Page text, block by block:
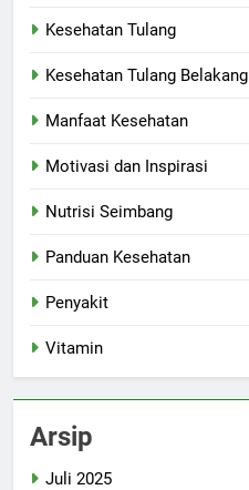
Kesehatan Tulang
Kesehatan Tulang Belakang
Manfaat Kesehatan
Motivasi dan Inspirasi
Nutrisi Seimbang
Panduan Kesehatan
Penyakit
Vitamin
Arsip
Juli 2025